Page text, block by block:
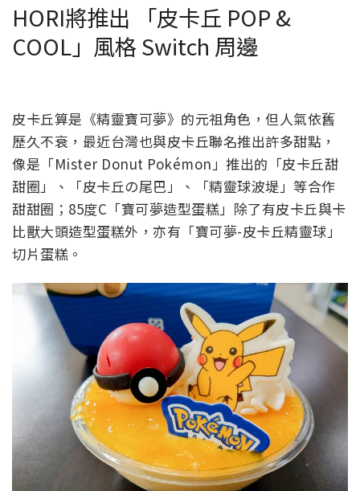
HORI將推出 「皮卡丘 POP &
COOL」風格 Switch 周邊
皮卡丘算是《精靈寶可夢》的元祖角色，但人氣依舊
歷久不衰，最近台灣也與皮卡丘聯名推出許多甜點，
像是「Mister Donut Pokémon」推出的「皮卡丘甜
甜圈」、「皮卡丘の尾巴」、「精靈球波堤」等合作
甜甜圈；85度C「寶可夢造型蛋糕」除了有皮卡丘與卡
比獸大頭造型蛋糕外，亦有「寶可夢-皮卡丘精靈球」
切片蛋糕。